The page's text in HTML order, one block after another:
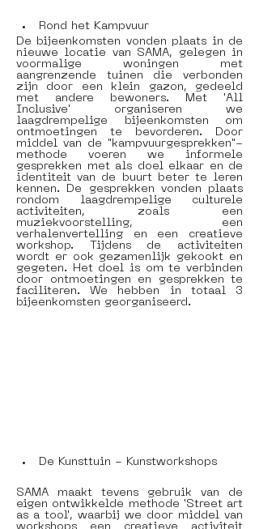
Rond het Kampvuur
De bijeenkomsten vonden plaats in de
nieuwe locatie van SAMA, gelegen in
voormalige woningen met
aangrenzende tuinen die verbonden
zijn door een klein gazon, gedeeld
met andere bewoners. Met 'All
Inclusive' organiseren we
laagdrempelige bijeenkomsten om
ontmoetingen te bevorderen. Door
middel van de "kampvuurgesprekken"-
methode voeren we informele
gesprekken met als doel elkaar en de
identiteit van de buurt beter te leren
kennen. De gesprekken vonden plaats
rondom laagdrempelige culturele
activiteiten, zoals een
muziekvoorstelling, een
verhalenvertelling en een creatieve
workshop. Tijdens de activiteiten
wordt er ook gezamenlijk gekookt en
gegeten. Het doel is om te verbinden
door ontmoetingen en gesprekken te
faciliteren. We hebben in totaal 3
bijeenkomsten georganiseerd.
De Kunsttuin - Kunstworkshops
SAMA maakt tevens gebruik van de
eigen ontwikkelde methode 'Street art
as a tool', waarbij we door middel van